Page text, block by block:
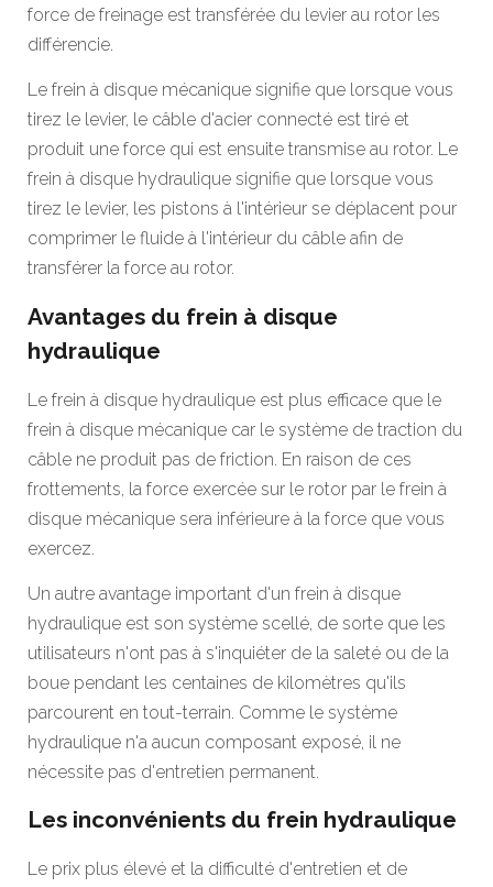
force de freinage est transférée du levier au rotor les
différencie.
Le frein à disque mécanique signifie que lorsque vous
tirez le levier, le câble d'acier connecté est tiré et
produit une force qui est ensuite transmise au rotor. Le
frein à disque hydraulique signifie que lorsque vous
tirez le levier, les pistons à l'intérieur se déplacent pour
comprimer le fluide à l'intérieur du câble afin de
transférer la force au rotor.
Avantages du frein à disque
hydraulique
Le frein à disque hydraulique est plus efficace que le
frein à disque mécanique car le système de traction du
câble ne produit pas de friction. En raison de ces
frottements, la force exercée sur le rotor par le frein à
disque mécanique sera inférieure à la force que vous
exercez.
Un autre avantage important d'un frein à disque
hydraulique est son système scellé, de sorte que les
utilisateurs n'ont pas à s'inquiéter de la saleté ou de la
boue pendant les centaines de kilomètres qu'ils
parcourent en tout-terrain. Comme le système
hydraulique n'a aucun composant exposé, il ne
nécessite pas d'entretien permanent.
Les inconvénients du frein hydraulique
Le prix plus élevé et la difficulté d'entretien et de